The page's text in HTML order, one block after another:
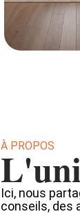
À PROPOS
Ici, nous
conseils, des